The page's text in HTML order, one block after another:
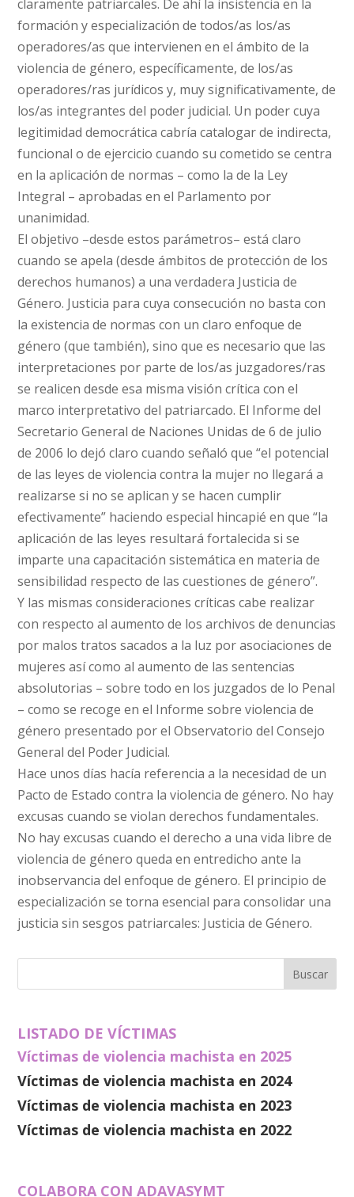
claramente patriarcales. De ahí la insistencia en la
formación y especialización de todos/as los/as
operadores/as que intervienen en el ámbito de la
violencia de género, específicamente, de los/as
operadores/ras jurídicos y, muy significativamente, de
los/as integrantes del poder judicial. Un poder cuya
legitimidad democrática cabría catalogar de indirecta,
funcional o de ejercicio cuando su cometido se centra
en la aplicación de normas – como la de la Ley
Integral – aprobadas en el Parlamento por
unanimidad.
El objetivo –desde estos parámetros– está claro
cuando se apela (desde ámbitos de protección de los
derechos humanos) a una verdadera Justicia de
Género. Justicia para cuya consecución no basta con
la existencia de normas con un claro enfoque de
género (que también), sino que es necesario que las
interpretaciones por parte de los/as juzgadores/ras
se realicen desde esa misma visión crítica con el
marco interpretativo del patriarcado. El Informe del
Secretario General de Naciones Unidas de 6 de julio
de 2006 lo dejó claro cuando señaló que “el potencial
de las leyes de violencia contra la mujer no llegará a
realizarse si no se aplican y se hacen cumplir
efectivamente” haciendo especial hincapié en que “la
aplicación de las leyes resultará fortalecida si se
imparte una capacitación sistemática en materia de
sensibilidad respecto de las cuestiones de género”.
Y las mismas consideraciones críticas cabe realizar
con respecto al aumento de los archivos de denuncias
por malos tratos sacados a la luz por asociaciones de
mujeres así como al aumento de las sentencias
absolutorias – sobre todo en los juzgados de lo Penal
– como se recoge en el Informe sobre violencia de
género presentado por el Observatorio del Consejo
General del Poder Judicial.
Hace unos días hacía referencia a la necesidad de un
Pacto de Estado contra la violencia de género. No hay
excusas cuando se violan derechos fundamentales.
No hay excusas cuando el derecho a una vida libre de
violencia de género queda en entredicho ante la
inobservancia del enfoque de género. El principio de
especialización se torna esencial para consolidar una
justicia sin sesgos patriarcales: Justicia de Género.
LISTADO DE VÍCTIMAS
Víctimas de violencia machista en 2025
Víctimas de violencia machista en 2024
Víctimas de violencia machista en 2023
Víctimas de violencia machista en 2022
COLABORA CON ADAVASYMT